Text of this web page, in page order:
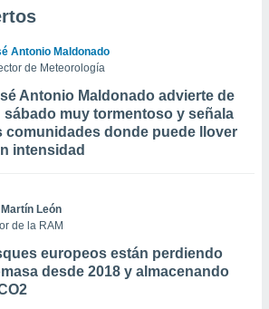
Antonio Maldonado
de Meteorología
Antonio Maldonado advierte de
sábado muy tormentoso y señala
comunidades donde puede llover
intensidad
León
de la RAM
europeos están perdiendo
desde 2018 y almacenando